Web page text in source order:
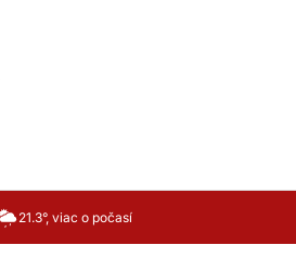
21.3°, viac o počasí